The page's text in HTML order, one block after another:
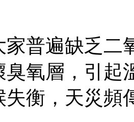
遍缺乏二
臭氧層，引起
失衡，天災頻